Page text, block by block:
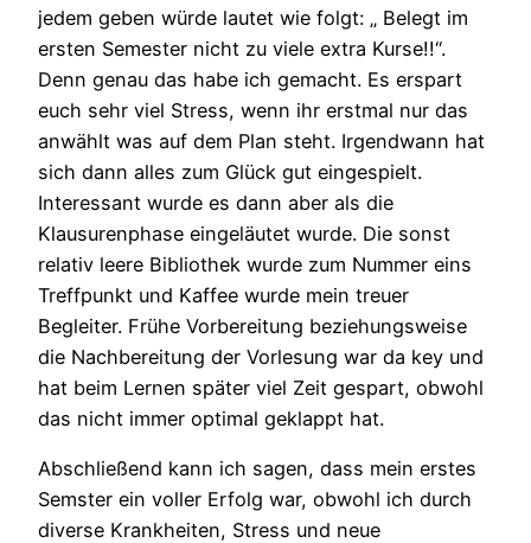
jedem geben würde lautet wie folgt: „ Belegt im
ersten Semester nicht zu viele extra Kurse!!“.
Denn genau das habe ich gemacht. Es erspart
euch sehr viel Stress, wenn ihr erstmal nur das
anwählt was auf dem Plan steht. Irgendwann hat
sich dann alles zum Glück gut eingespielt.
Interessant wurde es dann aber als die
Klausurenphase eingeläutet wurde. Die sonst
relativ leere Bibliothek wurde zum Nummer eins
Treffpunkt und Kaffee wurde mein treuer
Begleiter. Frühe Vorbereitung beziehungsweise
die Nachbereitung der Vorlesung war da key und
hat beim Lernen später viel Zeit gespart, obwohl
das nicht immer optimal geklappt hat.
Abschließend kann ich sagen, dass mein erstes
Semster ein voller Erfolg war, obwohl ich durch
diverse Krankheiten, Stress und neue